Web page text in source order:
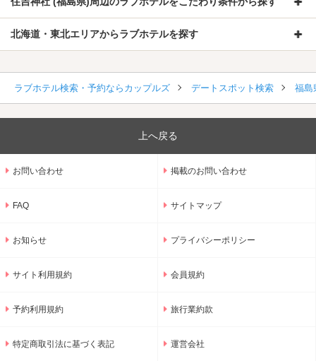
北海道・東北エリアからラブホテルを探す
ラブホテル検索・予約ならカップルズ デートスポット検索 福島
上へ戻る
お問い合わせ 掲載のお問い合わせ
FAQ サイトマップ
お知らせ プライバシーポリシー
サイト利用規約 会員規約
予約利用規約 旅行業約款
特定商取引法に基づく表記 運営会社